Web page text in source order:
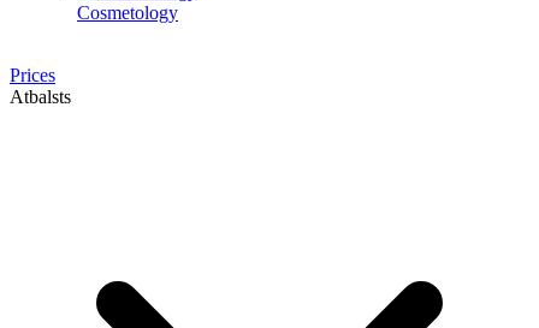
Cosmetology
Prices
Atbalsts